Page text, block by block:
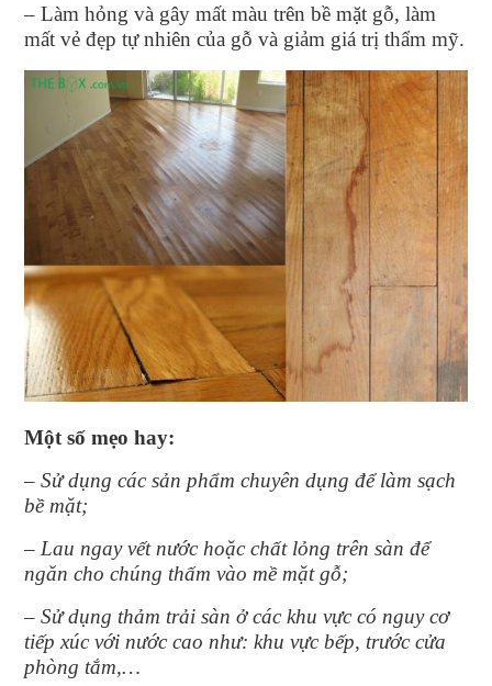
– Làm hỏng và gây mất màu trên bề mặt gỗ, làm
mất vẻ đẹp tự nhiên của gỗ và giảm giá trị thẩm mỹ.
Một số mẹo hay:
– Sử dụng các sản phẩm chuyên dụng để làm sạch
bề mặt;
– Lau ngay vết nước hoặc chất lỏng trên sàn để
ngăn cho chúng thấm vào mề mặt gỗ;
– Sử dụng thảm trải sàn ở các khu vực có nguy cơ
tiếp xúc với nước cao như: khu vực bếp, trước cửa
phòng tắm,…